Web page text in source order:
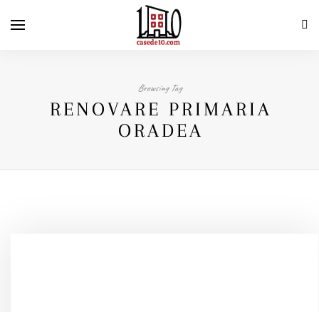
Browsing Tag
RENOVARE PRIMARIA
ORADEA